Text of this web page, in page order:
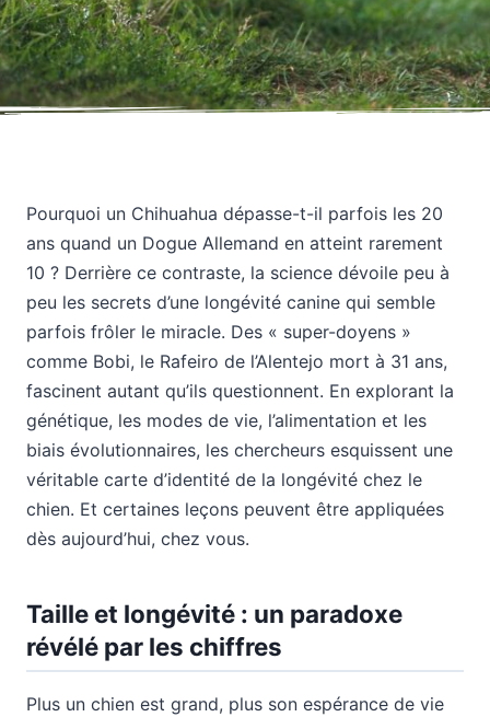
Pourquoi un Chihuahua dépasse-t-il parfois les 20
ans quand un Dogue Allemand en atteint rarement
10 ? Derrière ce contraste, la science dévoile peu à
peu les secrets d’une longévité canine qui semble
parfois frôler le miracle. Des « super-doyens »
comme Bobi, le Rafeiro de l’Alentejo mort à 31 ans,
fascinent autant qu’ils questionnent. En explorant la
génétique, les modes de vie, l’alimentation et les
biais évolutionnaires, les chercheurs esquissent une
véritable carte d’identité de la longévité chez le
chien. Et certaines leçons peuvent être appliquées
dès aujourd’hui, chez vous.
Taille et longévité : un paradoxe
révélé par les chiffres
Plus un chien est grand, plus son espérance de vie